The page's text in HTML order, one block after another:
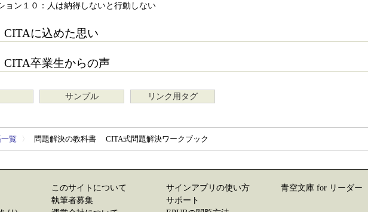
ョン１０：人は納得しないと行動しない
CITAに込めた思い
CITA卒業生からの声
サンプル リンク用タグ
覧 〉 問題解決の教科書 CITA式問題解決ワークブック
このサイトについて
執筆者募集
サインアプリの使い方
サポート
青空文庫 for リーダー